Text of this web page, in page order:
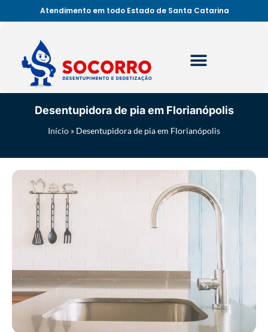
Atendimento em todo Estado de Santa Catarina
Desentupidora de pia em Florianópolis
Início » Desentupidora de pia em Florianópolis